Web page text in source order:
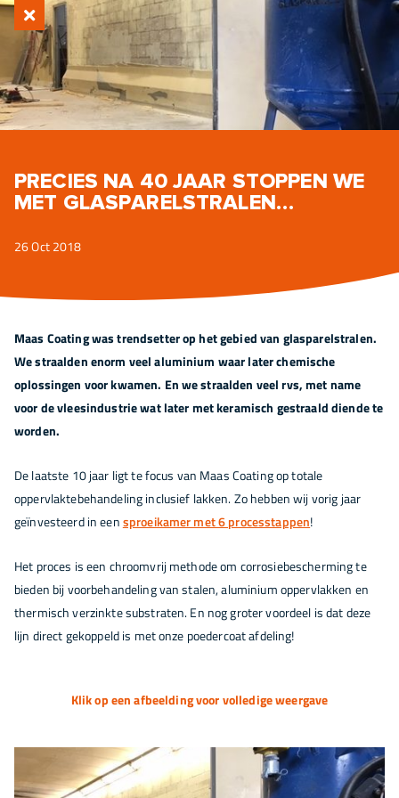
PRECIES NA 40 JAAR STOPPEN WE
MET GLASPARELSTRALEN…
26 Oct 2018
Maas Coating was trendsetter op het gebied van glasparelstralen.
We straalden enorm veel aluminium waar later chemische
oplossingen voor kwamen. En we straalden veel rvs, met name
voor de vleesindustrie wat later met keramisch gestraald diende te
worden.
De laatste 10 jaar ligt te focus van Maas Coating op totale
oppervlaktebehandeling inclusief lakken. Zo hebben wij vorig jaar
geïnvesteerd in eensproeikamer met 6 processtappen!
Het proces is een chroomvrij methode om corrosiebescherming te
bieden bij voorbehandeling van stalen, aluminium oppervlakken en
thermisch verzinkte substraten. En nog groter voordeel is dat deze
lijn direct gekoppeld is met onze poedercoat afdeling!
Klik op een afbeelding voor volledige weergave